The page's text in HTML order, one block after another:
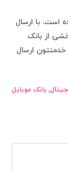
است. با ارسال
در تلگرام، بخشی از بانک
ارسال
, بانک موبایل